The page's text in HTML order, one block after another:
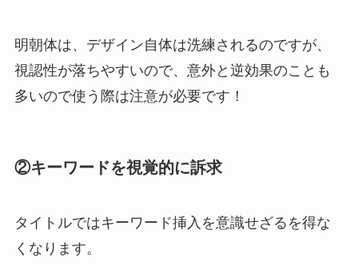
明朝体は、デザイン自体は洗練されるのですが、
視認性が落ちやすいので、意外と逆効果のことも
多いので使う際は注意が必要です！
②キーワードを視覚的に訴求
タイトルではキーワード挿入を意識せざるを得な
くなります。